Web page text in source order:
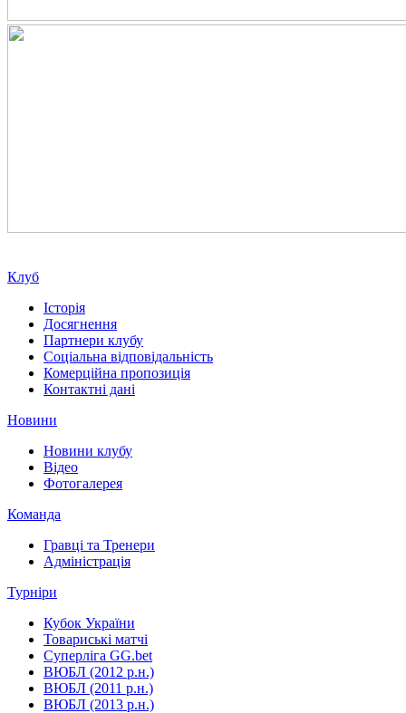
Клуб
Історія
Досягнення
Партнери клубу
Соціальна відповідальність
Комерційна пропозиція
Контактні дані
Новини
Новини клубу
Відео
Фотогалерея
Команда
Гравці та Тренери
Адміністрація
Турніри
Кубок України
Товариські матчі
Суперліга GG.bet
ВЮБЛ (2012 р.н.)
ВЮБЛ (2011 р.н.)
ВЮБЛ (2013 р.н.)